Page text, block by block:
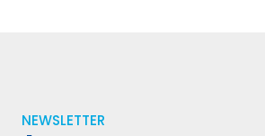
NEWSLETTER